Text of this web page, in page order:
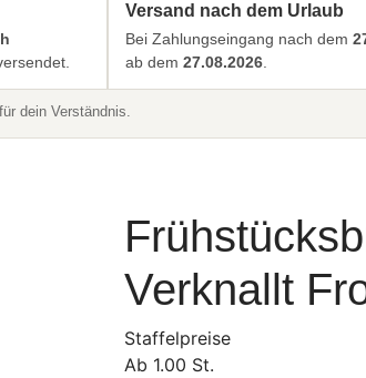
Versand nach dem Urlaub
Bei Zahlungseingang nach dem
ab dem 27.08.2026.
dein Verständnis.
Verknallt
Staffelpreise
Ab 1.00 St.